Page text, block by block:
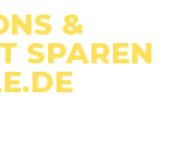
&
SPAREN